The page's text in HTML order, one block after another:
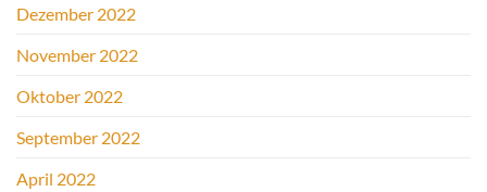
Dezember 2022
November 2022
Oktober 2022
September 2022
April 2022